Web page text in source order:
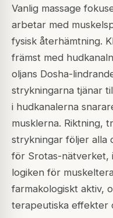
Vanlig massage
arbetar med
fysisk återhämtning.
främst med
oljans Dosha-
strykningarna tjänar
i hudkanalerna
musklerna. Riktning,
strykningar följer alla
för Srotas-nätverket,
logiken för
farmakologiskt aktiv,
terapeutiska effekter